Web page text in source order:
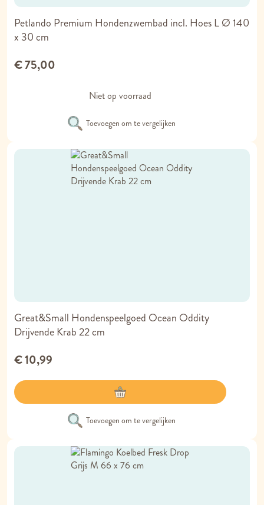
Petlando Premium Hondenzwembad incl. Hoes L Ø 140
x 30 cm
€ 75,00
Niet op voorraad
Toevoegen om te vergelijken
Great&Small Hondenspeelgoed Ocean Oddity
Drijvende Krab 22 cm
€ 10,99
Toevoegen om te vergelijken